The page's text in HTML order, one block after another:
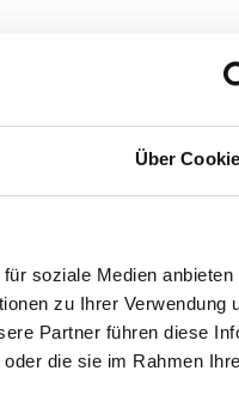
Über
soziale Medien anbieten
zu Ihrer Verwendung
Partner führen diese
die sie im Rahmen